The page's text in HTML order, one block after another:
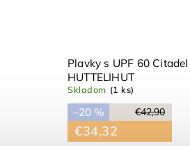
Plavky s UPF 60 Citadel
HUTTELIHUT
Skladom (1 ks)
€42,90
–20 %
€34,32